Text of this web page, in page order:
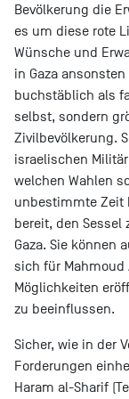
Bevölkerung die
es um diese rote
Wünsche und
in Gaza
buchstäblich als
selbst, sondern
Zivilbevölkerung.
israelischen
welchen Wahlen
unbestimmte Zeit
bereit, den Sessel
Gaza. Sie können
sich für Mahmoud
Möglichkeiten
zu beeinflussen.
Sicher, wie in der
Forderungen
Haram al-Sharif